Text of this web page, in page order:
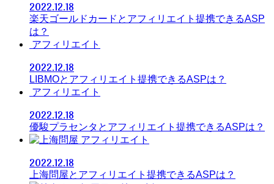
2022.12.18
楽天ゴールドカードとアフィリエイト提携できるASP
は？
アフィリエイト
2022.12.18
LIBMOとアフィリエイト提携できるASPは？
アフィリエイト
2022.12.18
優駿プラセンタとアフィリエイト提携できるASPは？
アフィリエイト
2022.12.18
上海問屋とアフィリエイト提携できるASPは？